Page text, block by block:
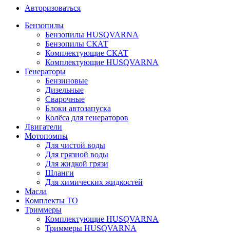
Авторизоваться
Бензопилы
Бензопилы HUSQVARNA
Бензопилы СКАТ
Комплектующие СКАТ
Комплектующие HUSQVARNA
Генераторы
Бензиновые
Дизельные
Сварочные
Блоки автозапуска
Колёса для генераторов
Двигатели
Мотопомпы
Для чистой воды
Для грязной воды
Для жидкой грязи
Шланги
Для химических жидкостей
Масла
Комплекты ТО
Триммеры
Комплектующие HUSQVARNA
Триммеры HUSQVARNA